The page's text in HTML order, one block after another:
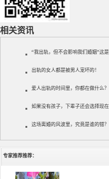
相关资讯
“我出轨，但不会影响我们婚姻”这
出轨的女人都是被男人宠坏的！
爱人出轨的时间里，你都在做什么？
如果没有孩子，下辈子还会选择现在
这场离婚的风波里，究竟是谁的错？
专家推荐推荐：